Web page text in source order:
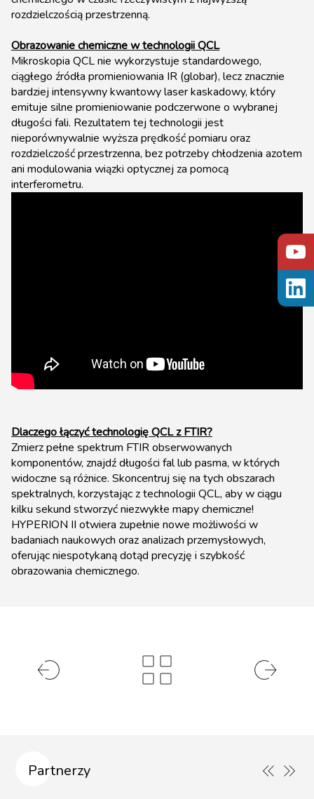
rozdzielczością przestrzenną.
Obrazowanie chemiczne w technologii QCL
Mikroskopia QCL nie wykorzystuje standardowego,
ciągłego źródła promieniowania IR (globar), lecz znacznie
bardziej intensywny kwantowy laser kaskadowy, który
emituje silne promieniowanie podczerwone o wybranej
długości fali. Rezultatem tej technologii jest
nieporównywalnie wyższa prędkość pomiaru oraz
rozdzielczość przestrzenna, bez potrzeby chłodzenia azotem
ani modulowania wiązki optycznej za pomocą
interferometru.
Dlaczego łączyć technologię QCL z FTIR?
Zmierz pełne spektrum FTIR obserwowanych
komponentów, znajdź długości fal lub pasma, w których
widoczne są różnice. Skoncentruj się na tych obszarach
spektralnych, korzystając z technologii QCL, aby w ciągu
kilku sekund stworzyć niezwykłe mapy chemiczne!
HYPERION II otwiera zupełnie nowe możliwości w
badaniach naukowych oraz analizach przemysłowych,
oferując niespotykaną dotąd precyzję i szybkość
obrazowania chemicznego.
Partnerzy